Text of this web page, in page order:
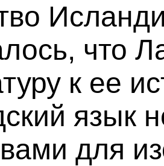
что
к ее
язык
для